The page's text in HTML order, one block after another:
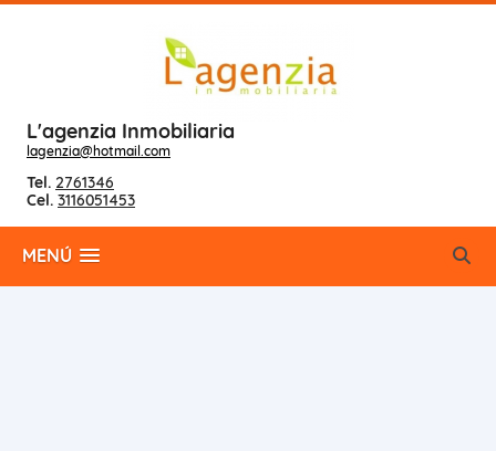
L'agenzia Inmobiliaria
lagenzia@hotmail.com
Tel. 2761346
Cel. 3116051453
MENÚ